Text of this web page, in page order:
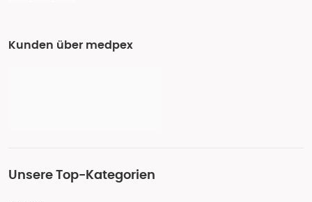
Kunden über medpex
Unsere Top-Kategorien